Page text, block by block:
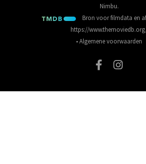
Nimbu.
Bron voor filmdata en
https://
•Algemene voorwaarden